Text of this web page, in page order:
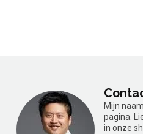
Mijn
pagina.
in onze